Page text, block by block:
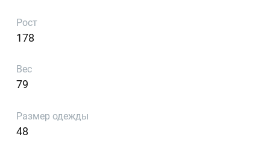
Рост
178
Вес
79
Размер одежды
48